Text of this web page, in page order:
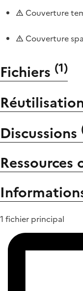
Couverture
Couverture
Fichiers (1)
Discussions
Ressources
1 fichier principal